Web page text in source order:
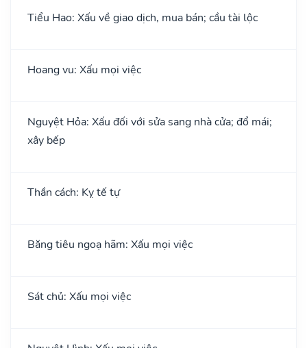
Tiểu Hao: Xấu về giao dịch, mua bán; cầu tài lộc
Hoang vu: Xấu mọi việc
Nguyệt Hỏa: Xấu đối với sửa sang nhà cửa; đổ mái;
xây bếp
Thần cách: Kỵ tế tự
Băng tiêu ngoạ hãm: Xấu mọi việc
Sát chủ: Xấu mọi việc